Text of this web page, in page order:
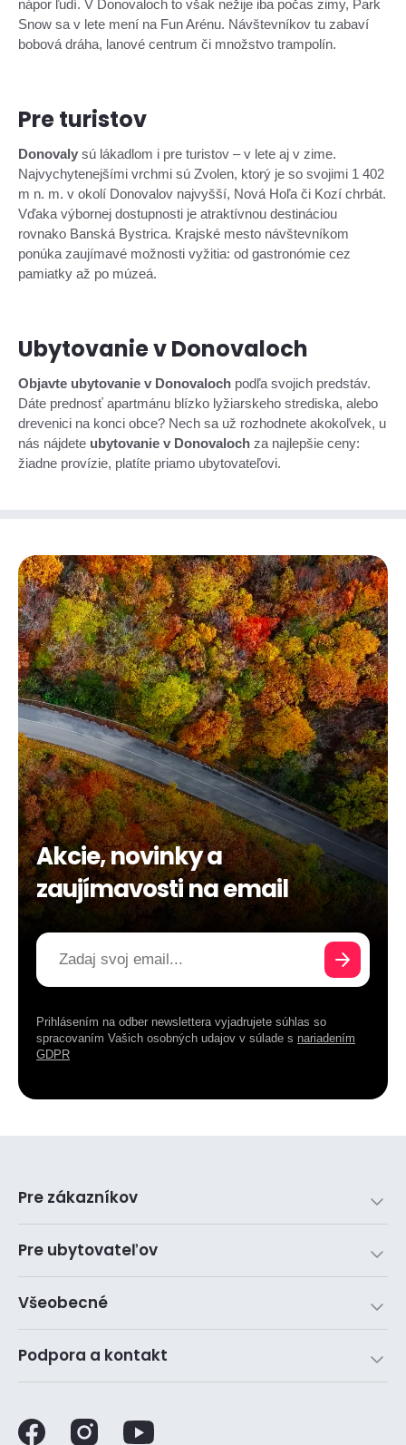
nápor ľudí. V Donovaloch to však nežije iba počas zimy, Park
Snow sa v lete mení na Fun Arénu. Návštevníkov tu zabaví
bobová dráha, lanové centrum či množstvo trampolín.
Pre turistov
Donovaly sú lákadlom i pre turistov – v lete aj v zime.
Najvychytenejšími vrchmi sú Zvolen, ktorý je so svojimi 1 402
m n. m. v okolí Donovalov najvyšší, Nová Hoľa či Kozí chrbát.
Vďaka výbornej dostupnosti je atraktívnou destináciou
rovnako Banská Bystrica. Krajské mesto návštevníkom
ponúka zaujímavé možnosti vyžitia: od gastronómie cez
pamiatky až po múzeá.
Ubytovanie v Donovaloch
Objavte ubytovanie v Donovaloch podľa svojich predstáv.
Dáte prednosť apartmánu blízko lyžiarskeho strediska, alebo
drevenici na konci obce? Nech sa už rozhodnete akokoľvek, u
nás nájdete ubytovanie v Donovaloch za najlepšie ceny:
žiadne provízie, platíte priamo ubytovateľovi.
Akcie, novinky a
zaujímavosti na email
Prihlásením na odber newslettera vyjadrujete súhlas so
spracovaním Vašich osobných udajov v súlade s nariadením
GDPR
Pre zákazníkov
Pre ubytovateľov
Všeobecné
Podpora a kontakt